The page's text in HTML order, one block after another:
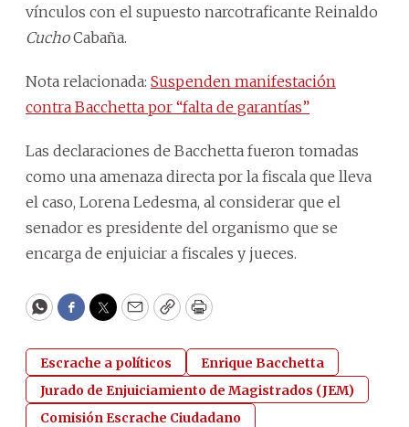
vínculos con el supuesto narcotraficante Reinaldo
CuchoCabaña.
Nota relacionada: Suspenden manifestación
contra Bacchetta por “falta de garantías”
Las declaraciones de Bacchetta fueron tomadas
como una amenaza directa por la fiscala que lleva
el caso, Lorena Ledesma, al considerar que el
senador es presidente del organismo que se
encarga de enjuiciar a fiscales y jueces.
WhatsApp
Facebook
Twitter
EmailCopyPrint
Escrache a políticos
Enrique Bacchetta
Jurado de Enjuiciamiento de Magistrados (JEM)
Comisión Escrache Ciudadano